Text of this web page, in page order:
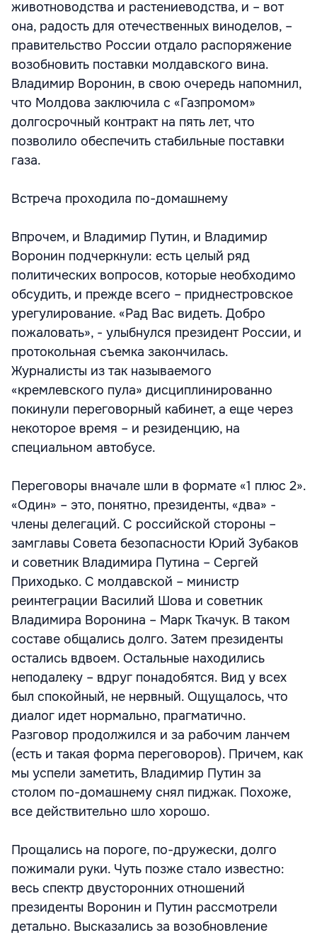
животноводства и растениеводства, и – вот
она, радость для отечественных виноделов, –
правительство России отдало распоряжение
возобновить поставки молдавского вина.
Владимир Воронин, в свою очередь напомнил,
что Молдова заключила с «Газпромом»
долгосрочный контракт на пять лет, что
позволило обеспечить стабильные поставки
газа.
Встреча проходила по-домашнему
Впрочем, и Владимир Путин, и Владимир
Воронин подчеркнули: есть целый ряд
политических вопросов, которые необходимо
обсудить, и прежде всего – приднестровское
урегулирование. «Рад Вас видеть. Добро
пожаловать», - улыбнулся президент России, и
протокольная съемка закончилась.
Журналисты из так называемого
«кремлевского пула» дисциплинированно
покинули переговорный кабинет, а еще через
некоторое время – и резиденцию, на
специальном автобусе.
Переговоры вначале шли в формате «1 плюс 2».
«Один» – это, понятно, президенты, «два» -
члены делегаций. С российской стороны –
замглавы Совета безопасности Юрий Зубаков
и советник Владимира Путина – Сергей
Приходько. С молдавской – министр
реинтеграции Василий Шова и советник
Владимира Воронина – Марк Ткачук. В таком
составе общались долго. Затем президенты
остались вдвоем. Остальные находились
неподалеку – вдруг понадобятся. Вид у всех
был спокойный, не нервный. Ощущалось, что
диалог идет нормально, прагматично.
Разговор продолжился и за рабочим ланчем
(есть и такая форма переговоров). Причем, как
мы успели заметить, Владимир Путин за
столом по-домашнему снял пиджак. Похоже,
все действительно шло хорошо.
Прощались на пороге, по-дружески, долго
пожимали руки. Чуть позже стало известно:
весь спектр двусторонних отношений
президенты Воронин и Путин рассмотрели
детально. Высказались за возобновление